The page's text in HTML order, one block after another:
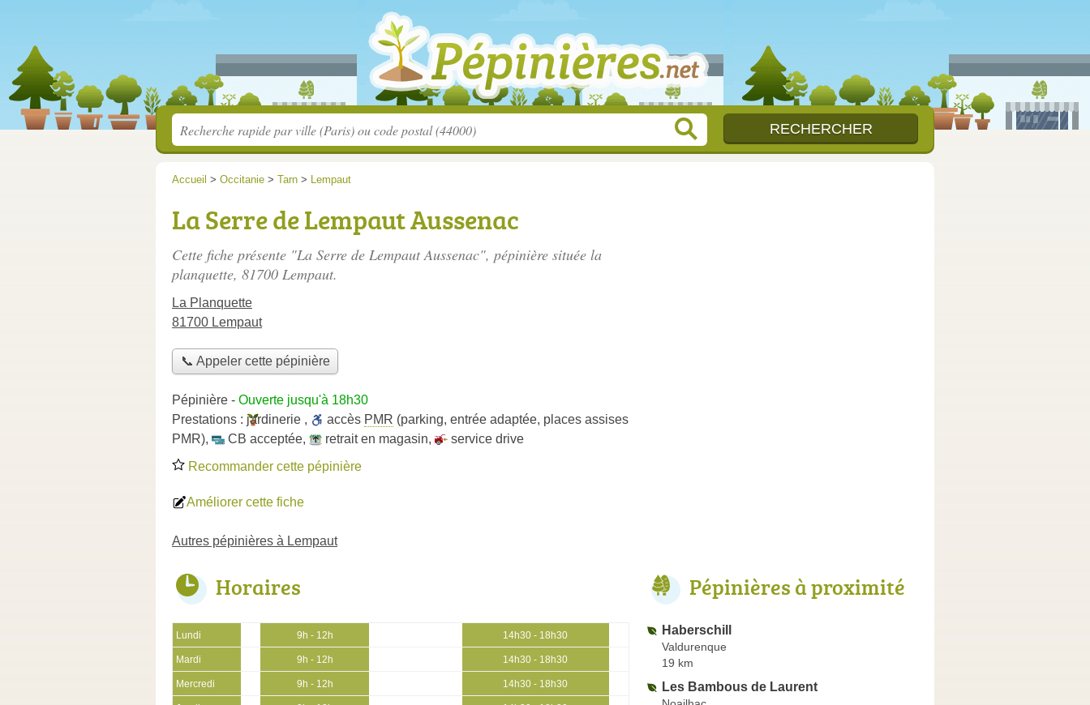
Accueil > Occitanie > Tarn > Lempaut
La Serre de Lempaut Aussenac
Cette fiche présente "La Serre de Lempaut Aussenac", pépinière située la
planquette, 81700 Lempaut.
La Planquette
81700 Lempaut
📞 Appeler cette pépinière
Pépinière - Ouverte jusqu'à 18h30
Prestations : jardinerie , accès PMR (parking, entrée adaptée, places assises
PMR), CB acceptée, retrait en magasin,
service drive
Recommander cette pépinière
Améliorer cette fiche
Autres pépinières à Lempaut
Horaires
Lundi 9h - 12h 14h30 - 18h30
Mardi 9h - 12h 14h30 - 18h30
Mercredi 9h - 12h 14h30 - 18h30
Pépinières à proximité
Haberschill
Valdurenque
19 km
Les Bambous de Laurent